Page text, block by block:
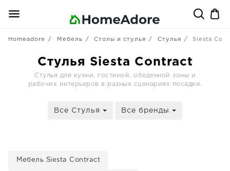
Homeadore Мебель Столы и стулья Стулья Siesta
Стулья Siesta Contract
Стулья для кухни, гостиной, обеденной зоны и
рабочих интерьеров в разных сценариях посадки.
Все Стулья Все бренды
Мебель Siesta Contract